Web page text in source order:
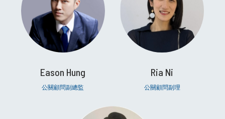
Eason Hung
公關顧問副總監
Ria Ni
公關顧問副理